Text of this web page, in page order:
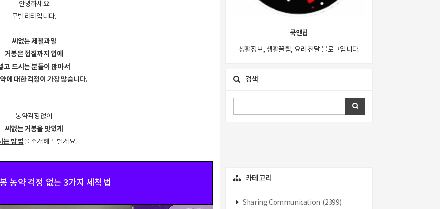
안녕하세요
모빌리티입니다.
씨없는 제철과일
거봉은 껍질까지 입에
고 드시는 분들이 많아서
에 대한 걱정이 가장 많습니다.
농약걱정없이
씨없는 거봉을 맛있게
는 방법을 소개해 드릴게요.
농약 걱정 없는 3가지 세척법
쿡앤팁
생활정보, 생활꿀팁, 요리 전달 블로그입니다.
검색
카테고리
Sharing Communication (2399)